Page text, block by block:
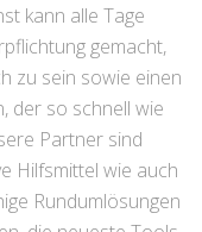
kann alle Tage
gemacht,
zu sein sowie einen
der so schnell wie
Partner sind
Hilfsmittel wie auch
Rundumlösungen